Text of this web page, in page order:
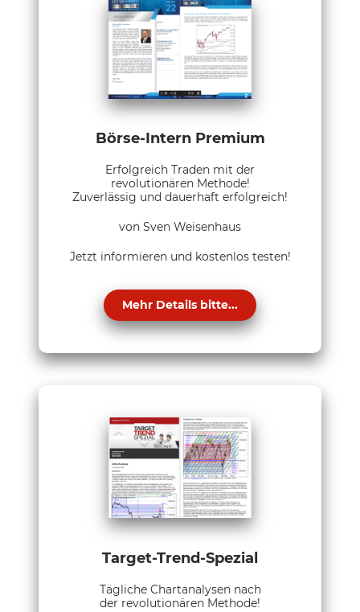
Börse-Intern Premium
Erfolgreich Traden mit der
revolutionären Methode!
Zuverlässig und dauerhaft erfolgreich!
von Sven Weisenhaus
Jetzt informieren und kostenlos testen!
Mehr Details bitte...
Target-Trend-Spezial
Tägliche Chartanalysen nach
der revolutionären Methode!